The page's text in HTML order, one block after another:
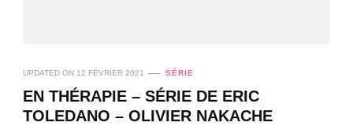
UPDATED ON 12 FÉVRIER 2021 SÉRIE
EN THÉRAPIE – SÉRIE DE ERIC
TOLEDANO – OLIVIER NAKACHE